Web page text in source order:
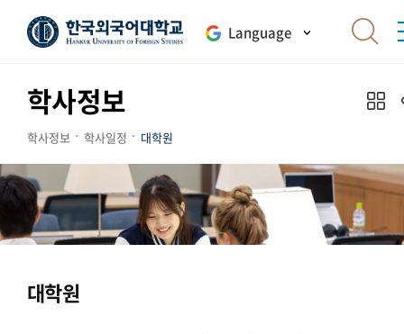
Language
학사정보
학사정보 학사일정 대학원
대학원